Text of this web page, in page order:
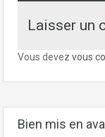
Laisser un
Vous devez vous
Bien mis en